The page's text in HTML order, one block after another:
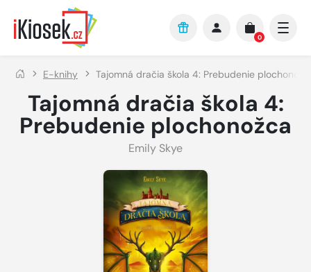
Přejít na hlavní obsah
0
E-knihy Tajomná dračia škola 4: Prebudenie
Tajomná dračia škola 4:
Prebudenie plochonožca
Emily Skye